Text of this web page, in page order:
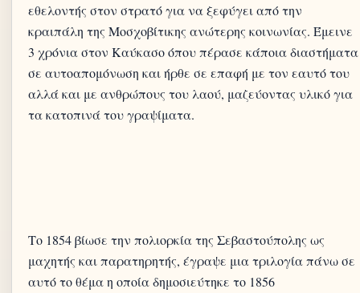
εθελοντής στον στρατό για να ξεφύγει από την
κραιπάλη της Μοσχοβίτικης ανώτερης κοινωνίας. Έμεινε
3 χρόνια στον Καύκασο όπου πέρασε κάποια διαστήματα
σε αυτοαπομόνωση και ήρθε σε επαφή με τον εαυτό του
αλλά και με ανθρώπους του λαού, μαζεύοντας υλικό για
τα κατοπινά του γραψίματα.
Το 1854 βίωσε την πολιορκία της Σεβαστούπολης ως
μαχητής και παρατηρητής, έγραψε μια τριλογία πάνω σε
αυτό το θέμα η οποία δημοσιεύτηκε το 1856